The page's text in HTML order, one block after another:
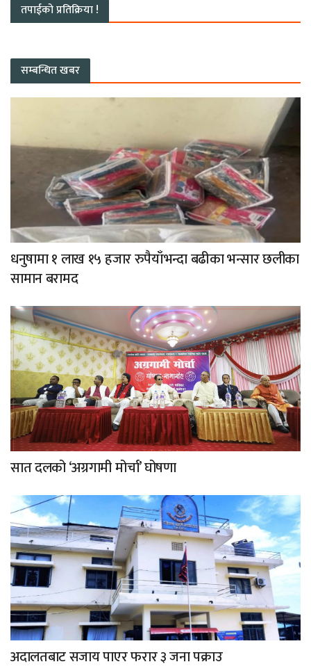
तपाईको प्रतिक्रिया !
सम्बन्धित खबर
धनुषामा १ लाख १५ हजार रुपैयाँभन्दा बढीका भन्सार छलीका
सामान बरामद
सात दलको ‘अग्रगामी मोर्चा’ घोषणा
अदालतबाट सजाय पाएर फरार ३ जना पक्राउ